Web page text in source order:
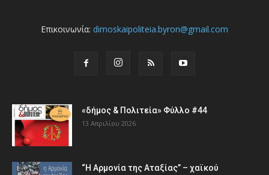
Επικοινωνία: dimoskaipoliteia.byron@gmail.com
«δήμος & Πολιτεία» Φύλλο #44
13 Απριλίου 2026
“Η Αρμονία της Αταξίας” – χαϊκού